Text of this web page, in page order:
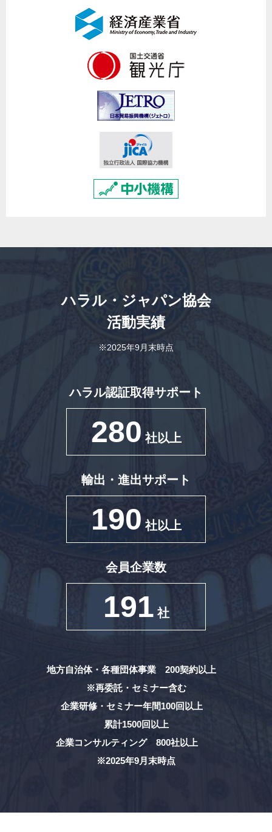
ハラル・ジャパン協会
活動実績
※2025年9月末時点
ハラル認証取得サポート
280 社以上
輸出・進出サポート
190 社以上
会員企業数
191 社
地方自治体・各種団体事業 200契約以上
※再委託・セミナー含む
企業研修・セミナー年間100回以上
累計1500回以上
企業コンサルティング 800社以上
※2025年9月末時点